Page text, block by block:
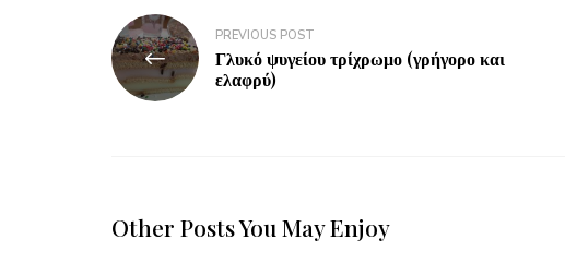
PREVIOUS POST
Γλυκό ψυγείου τρίχρωμο (γρήγορο και
ελαφρύ)
Other Posts You May Enjoy